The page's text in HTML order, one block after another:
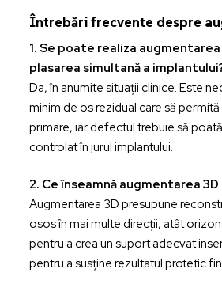
Întrebări frecvente despre
1. Se poate realiza augmentarea
plasarea simultană a
Da, în anumite situații clinice. Este
minim de os rezidual care să
primare, iar defectul trebuie să
controlat în jurul implantului.
2. Ce înseamnă augmentarea
Augmentarea 3D presupune
osos în mai multe direcții, atât
pentru a crea un suport adecvat
pentru a susține rezultatul protetic